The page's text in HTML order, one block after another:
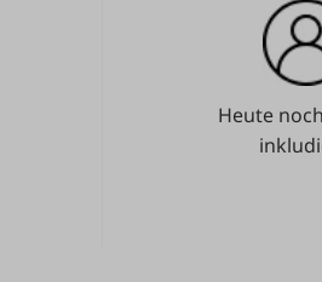
Heute